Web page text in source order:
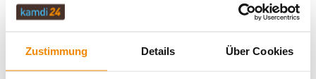
Zustimmung Details Über Cookies
Dieses Produkt finden Sie unter: